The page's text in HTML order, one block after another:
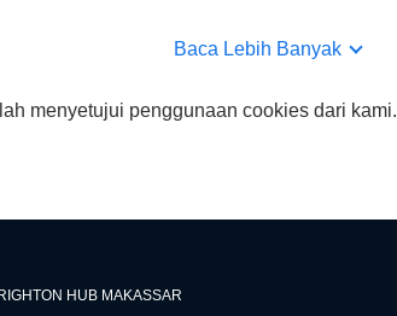
yang bisa di verifikasi oleh BCA.
Baca Lebih Banyak
menyetujui penggunaan cookies dari kami.
HUB MAKASSAR